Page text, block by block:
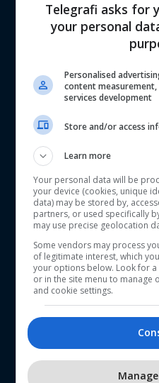
Telegrafi asks for
your personal
Personalised
content measurement,
services development
Store and/or access
Learn more
Your personal data will be
your device (cookies, unique
data) may be stored by,
partners, or used specifically
may use precise geolocation
Some vendors may process
of legitimate interest, which
your options below. Look for
or in the site menu to manage
and cookie settings.